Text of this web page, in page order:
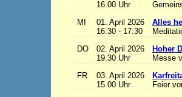
16.00 Uhr
MI
01. April 2026
16:30 - 17:30
Alles
DO
02. April 2026
19.30 Uhr
Hoher
Messe
FR
03. April 2026
15.00 Uhr
Feier